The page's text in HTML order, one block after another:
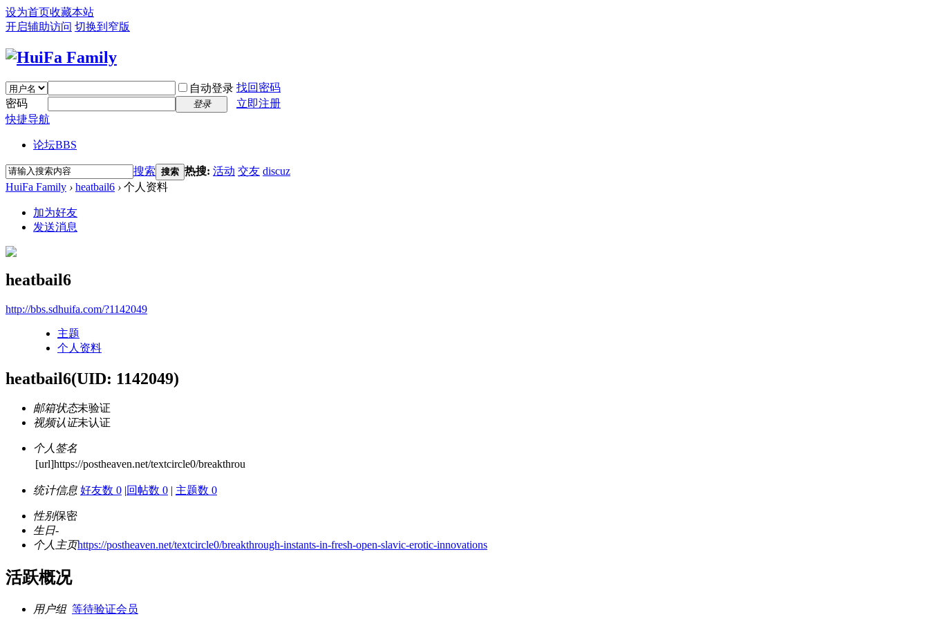
设为首页收藏本站
开启辅助访问 切换到窄版
自动登录 找回密码
密码
登录
立即注册
快捷导航
论坛BBS
搜索 搜索 热搜: 活动 交友 discuz
HuiFa Family › heatbail6 › 个人资料
加为好友
发送消息
heatbail6
http://bbs.sdhuifa.com/?1142049
主题
个人资料
heatbail6(UID: 1142049)
邮箱状态未验证
视频认证未认证
个人签名
[url]https://postheaven.net/textcircle0/breakthrou
统计信息 好友数 0 |回帖数 0 | 主题数 0
性别保密
生日-
个人主页https://postheaven.net/textcircle0/breakthrough-instants-in-fresh-open-slavic-erotic-innovations
活跃概况
用户组 等待验证会员